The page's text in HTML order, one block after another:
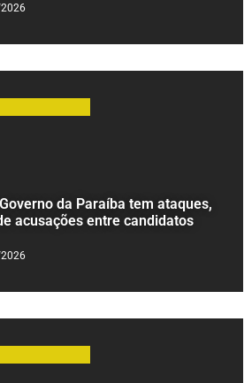
da Paraíba tem ataques,
acusações entre candidatos